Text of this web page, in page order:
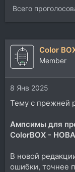
Всего
Color
Member
8 Янв 2025
Тему с прежней
Ампсимы для
ColorBOX -
В новой
ошибки, точнее